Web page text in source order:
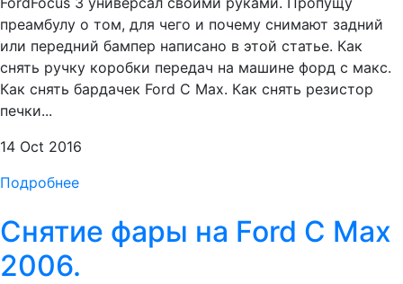
преамбулу о том, для чего и почему снимают задний
или передний бампер написано в этой статье. Как
снять ручку коробки передач на машине форд с макс.
Как снять бардачек Ford C Max. Как снять резистор
печки...
14 Oct 2016
Подробнее
Снятие фары на Ford C Max
2006.